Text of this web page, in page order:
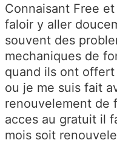
Connaisant Free
faloir y aller
souvent des
mechaniques de
quand ils ont
ou je me suis fait
renouvelement de
acces au gratuit il
mois soit